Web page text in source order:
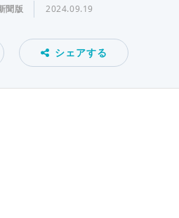
聞版 2024.09.19
シェアする